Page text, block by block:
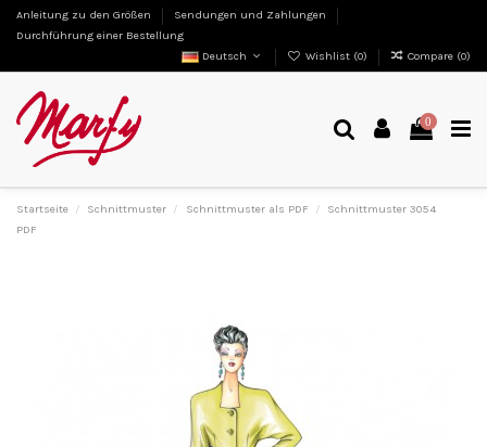
Anleitung zu den Größen
Sendungen und Zahlungen
Durchführung einer Bestellung
Deutsch
Wishlist (0) Compare (0)
0
Startseite Schnittmuster Schnittmuster als PDF
Schnittmuster 3054
PDF